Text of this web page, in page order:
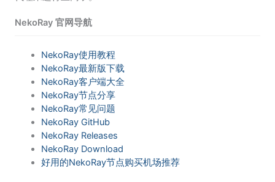
NekoRay 官网导航
NekoRay使用教程
NekoRay最新版下载
NekoRay客户端大全
NekoRay节点分享
NekoRay常见问题
NekoRay GitHub
NekoRay Releases
NekoRay Download
好用的NekoRay节点购买机场推荐